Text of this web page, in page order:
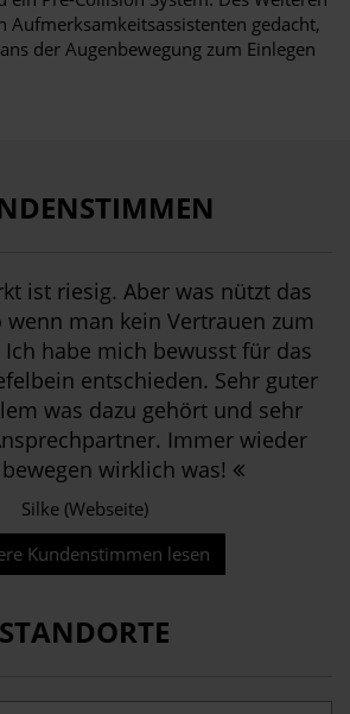
Aufmerksamkeitsassistenten gedacht,
der Augenbewegung zum Einlegen
ist riesig. Aber was nützt das
wenn man kein Vertrauen zum
Ich habe mich bewusst für das
entschieden. Sehr guter
was dazu gehört und sehr
Immer wieder
wirklich was!
Silke (Webseite)
Kundenstimmen lesen
STANDORTE